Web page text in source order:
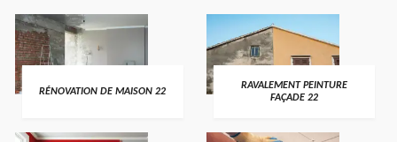
RÉNOVATION DE MAISON 22
RAVALEMENT PEINTURE
FAÇADE 22